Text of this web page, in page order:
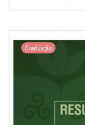
Graduação